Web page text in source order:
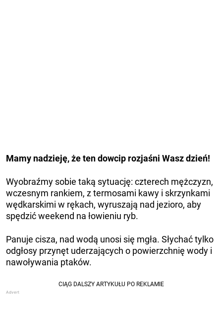
Mamy nadzieję, że ten dowcip rozjaśni Wasz dzień!
Wyobraźmy sobie taką sytuację: czterech mężczyzn,
wczesnym rankiem, z termosami kawy i skrzynkami
wędkarskimi w rękach, wyruszają nad jezioro, aby
spędzić weekend na łowieniu ryb.
Panuje cisza, nad wodą unosi się mgła. Słychać tylko
odgłosy przynęt uderzających o powierzchnię wody i
nawoływania ptaków.